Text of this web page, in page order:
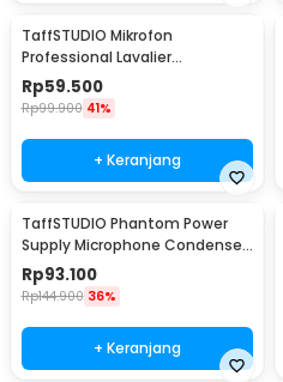
TaffSTUDIO Mikrofon
Professional Lavalier
Microphone Clip 3.5mm - Q10
Rp59.500
Rp99.900 41%
+ Keranjang
TaffSTUDIO Phantom Power
Supply Microphone Condenser
1 Channel 48V - RU-P48V
Rp93.100
Rp144.900 36%
+ Keranjang